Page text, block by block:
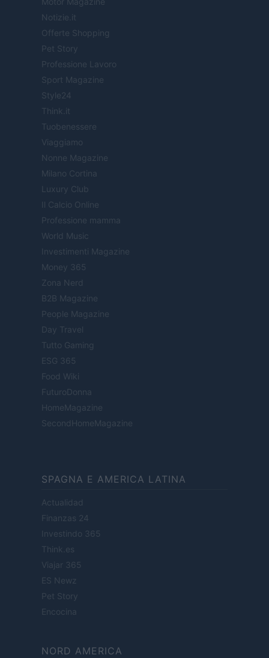
Notizie.it
Offerte Shopping
Pet Story
Professione Lavoro
Sport Magazine
Style24
Think.it
Tuobenessere
Viaggiamo
Nonne Magazine
Milano Cortina
Luxury Club
Il Calcio Online
Professione mamma
World Music
Investimenti Magazine
Money 365
Zona Nerd
B2B Magazine
People Magazine
Day Travel
Tutto Gaming
ESG 365
Food Wiki
FuturoDonna
HomeMagazine
SecondHomeMagazine
SPAGNA E AMERICA LATINA
Actualidad
Finanzas 24
Investindo 365
Think.es
Viajar 365
ES Newz
Pet Story
Encocina
NORD AMERICA